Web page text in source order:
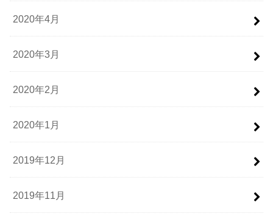
2020年4月
2020年3月
2020年2月
2020年1月
2019年12月
2019年11月